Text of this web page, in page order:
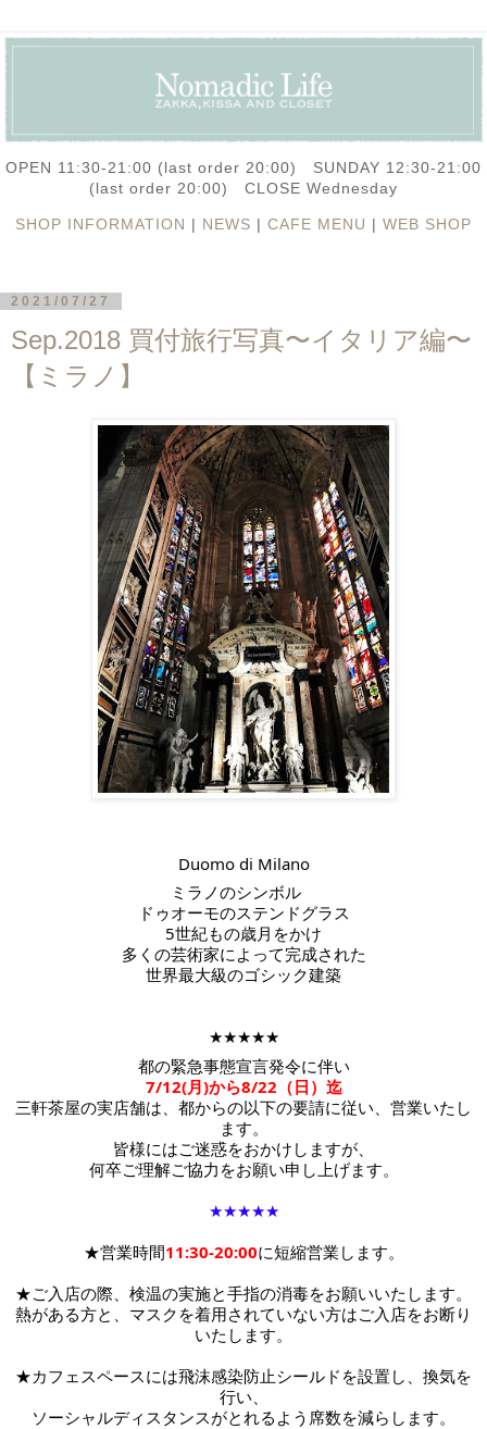
OPEN 11:30-21:00 (last order 20:00) SUNDAY 12:30-21:00
(last order 20:00) CLOSE Wednesday
SHOP INFORMATION | NEWS | CAFE MENU | WEB SHOP
2021/07/27
Sep.2018 買付旅行写真〜イタリア編〜
【ミラノ】
Duomo di Milano
ミラノのシンボル
ドゥオーモのステンドグラス
5世紀もの歳月をかけ
多くの芸術家によって完成された
世界最大級のゴシック建築
★★★★★
都の緊急事態宣言発令に伴い
7/12(月)から8/22（日）迄
三軒茶屋の実店舗は、都からの以下の要請に従い、営業いたし
ます。
皆様にはご迷惑をおかけしますが、
何卒ご理解ご協力をお願い申し上げます。
★★★★★
★営業時間11:30-20:00に短縮営業します。
★ご入店の際、検温の実施と手指の消毒をお願いいたします。
熱がある方と、マスクを着用されていない方はご入店をお断り
いたします。
★カフェスペースには飛沫感染防止シールドを設置し、換気を
行い、
ソーシャルディスタンスがとれるよう席数を減らします。